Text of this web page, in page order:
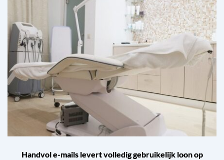
Handvol e-mails levert volledig gebruikelijk loon op